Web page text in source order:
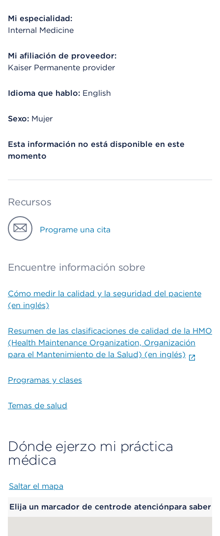
Mi especialidad:
Internal Medicine
Mi afiliación de proveedor:
Kaiser Permanente provider
Idioma que hablo: English
Sexo: Mujer
Esta información no está disponible en este
momento
Recursos
Programe una cita
Encuentre información sobre
Cómo medir la calidad y la seguridad del paciente
(en inglés)
Resumen de las clasificaciones de calidad de la HMO
(Health Maintenance Organization, Organización
para el Mantenimiento de la Salud) (en inglés)
Programas y clases
Temas de salud
Dónde ejerzo mi práctica
médica
Saltar el mapa
Elija un marcador de centrode atenciónpara saber